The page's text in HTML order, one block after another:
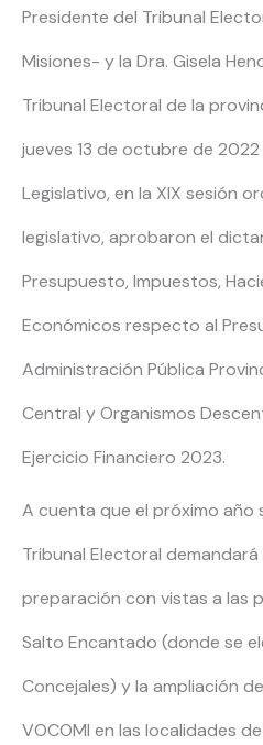
Presidente del Tribunal
Misiones- y la Dra. Gisela
Tribunal Electoral de la
jueves 13 de octubre de
Legislativo, en la XIX sesión
legislativo, aprobaron el
Presupuesto, Impuestos,
Económicos respecto al
Administración Pública
Central y Organismos
Ejercicio Financiero 2023.
A cuenta que el próximo año
Tribunal Electoral
preparación con vistas a las
Salto Encantado (donde se
Concejales) y la ampliación
VOCOMI en las localidades